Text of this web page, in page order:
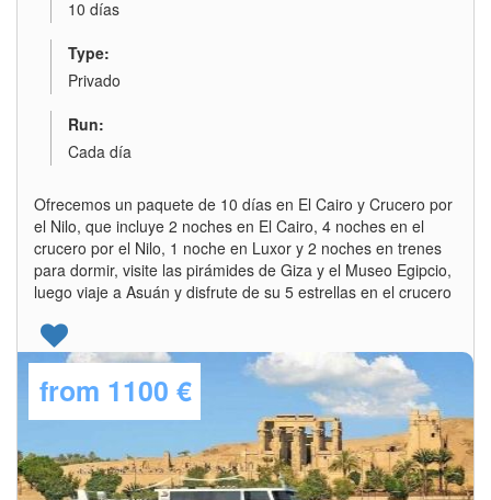
10 días
Type:
Privado
Run:
Cada día
Ofrecemos un paquete de 10 días en El Cairo y Crucero por
el Nilo, que incluye 2 noches en El Cairo, 4 noches en el
crucero por el Nilo, 1 noche en Luxor y 2 noches en trenes
para dormir, visite las pirámides de Giza y el Museo Egipcio,
luego viaje a Asuán y disfrute de su 5 estrellas en el crucero
from 1100 €